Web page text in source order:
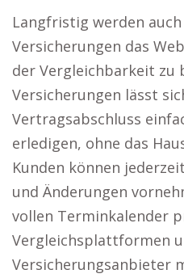
Langfristig werden
Versicherungen das
der Vergleichbarkeit zu
Versicherungen lässt
Vertragsabschluss
erledigen, ohne das
Kunden können
und Änderungen
vollen Terminkalender
Vergleichsplattformen
Versicherungsanbieter